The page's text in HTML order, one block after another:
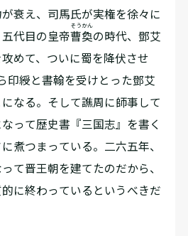
衰え、司馬氏が実権を徐々に
代目の皇帝曹奐
そうかん
の時代、鄧艾
めて、ついに蜀を降伏させ
印綬と書翰を受けとった鄧艾
なる。そして譙周に師事して
って歴史書『三国志』を書く
煮つまっている。二六五年、
て晋王朝を建てたのだから、
に終わっているというべきだ